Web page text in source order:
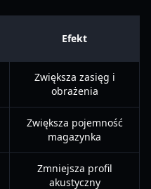
Efekt
Zwiększa zasięg i
obrażenia
Zwiększa pojemność
magazynka
Zmniejsza profil
akustyczny